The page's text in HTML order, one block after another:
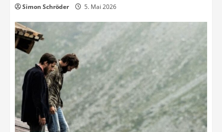
Simon Schröder 5. Mai 2026